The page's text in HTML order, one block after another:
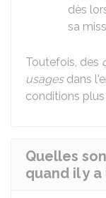
dès
sa
Toutefois, des
usagesdans
conditions
Quelles
quand il y